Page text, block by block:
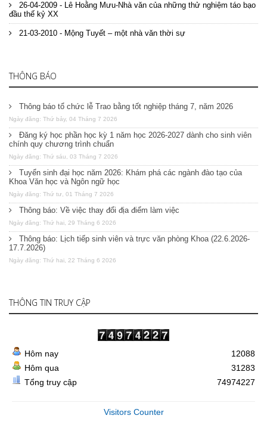
26-04-2009 - Lê Hoằng Mưu-Nhà văn của những thử nghiệm táo bạo
đầu thế kỷ XX
21-03-2010 - Mộng Tuyết – một nhà văn thời sự
THÔNG BÁO
Thông báo tổ chức lễ Trao bằng tốt nghiệp tháng 7, năm 2026
Ngày đăng: Thứ bảy, 04 Tháng 7 2026
Đăng ký học phần học kỳ 1 năm học 2026-2027 dành cho sinh viên
chính quy chương trình chuẩn
Ngày đăng: Thứ sáu, 03 Tháng 7 2026
Tuyển sinh đại học năm 2026: Khám phá các ngành đào tạo của
Khoa Văn học và Ngôn ngữ học
Ngày đăng: Thứ tư, 01 Tháng 7 2026
Thông báo: Về việc thay đổi địa điểm làm việc
Ngày đăng: Thứ hai, 29 Tháng 6 2026
Thông báo: Lịch tiếp sinh viên và trực văn phòng Khoa (22.6.2026-
17.7.2026)
Ngày đăng: Thứ hai, 22 Tháng 6 2026
THÔNG TIN TRUY CẬP
Hôm nay
Hôm qua
Tổng truy cập
12088
31283
74974227
Visitors Counter